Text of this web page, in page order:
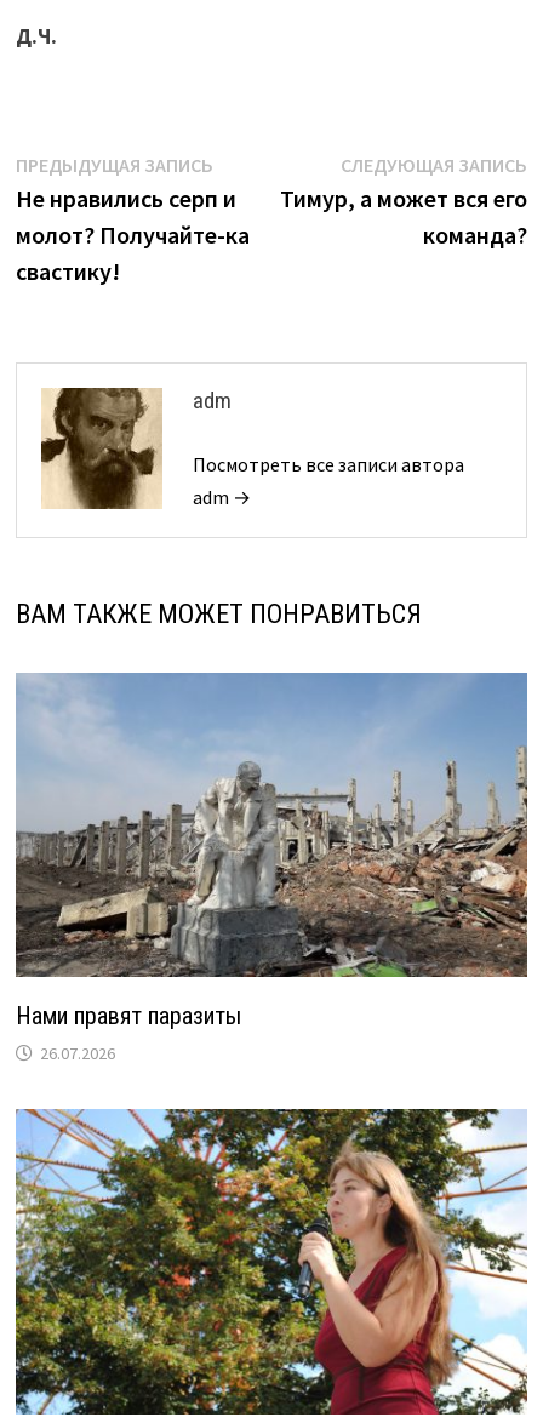
Д.Ч.
Навигация
по
записям
ПРЕДЫДУЩАЯ ЗАПИСЬПредыдущая
запись:
Не нравились серп и
молот? Получайте-ка
свастику!
СЛЕДУЮЩАЯ ЗАПИСЬ
Тимур, а может вся его
команда?
adm
Посмотреть все записи автора
adm →
ВАМ ТАКЖЕ МОЖЕТ ПОНРАВИТЬСЯ
Нами правят паразиты
26.07.2026